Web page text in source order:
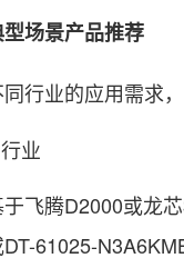
场景产品推荐
业的应用需求，
业
腾D2000或龙芯
61025-